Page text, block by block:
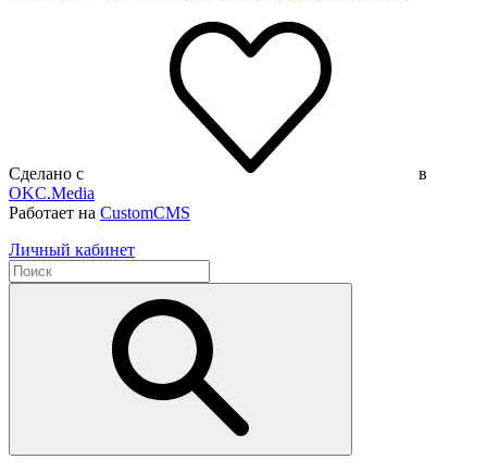
Сделано с
в
OKC.Media
Работает на CustomCMS
Личный кабинет